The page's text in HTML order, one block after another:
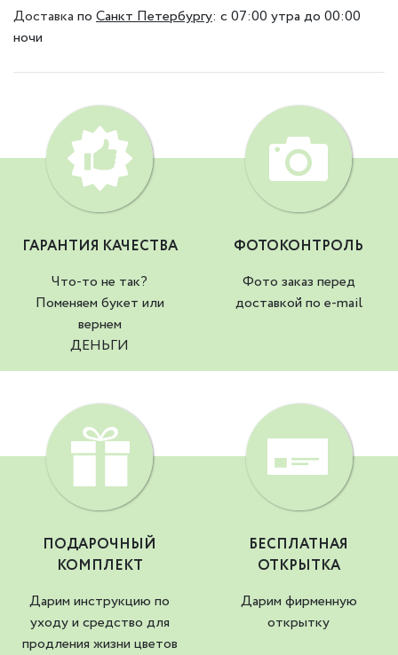
Доставка по Санкт Петербургу: с 07:00 утра до 00:00
ночи
ГАРАНТИЯ КАЧЕСТВА
Что-то не так?
Поменяем букет или
вернем
ДЕНЬГИ
ФОТОКОНТРОЛЬ
Фото заказ перед
доставкой по e-mail
ПОДАРОЧНЫЙ
КОМПЛЕКТ
Дарим инструкцию по
уходу и средство для
продления жизни цветов
БЕСПЛАТНАЯ
ОТКРЫТКА
Дарим фирменную
открытку